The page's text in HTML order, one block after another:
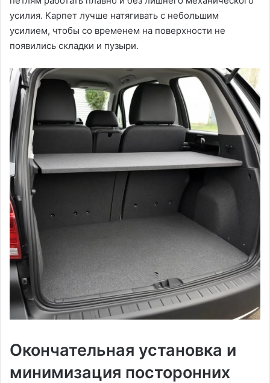
усилия. Карпет лучше натягивать с небольшим
усилием, чтобы со временем на поверхности не
появились складки и пузыри.
Окончательная установка и
минимизация посторонних